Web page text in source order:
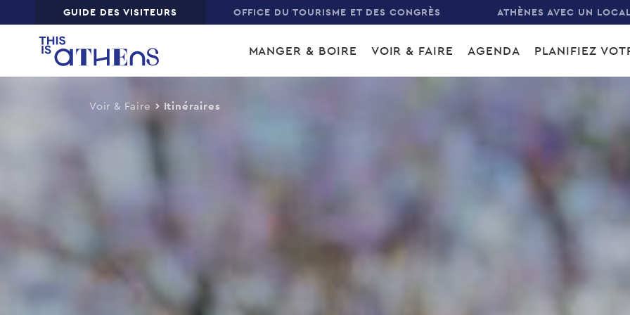
content
Top GUIDE DES VISITEURS OFFICE DU TOURISME ET DES CONGRÈS ATHÈNES AVEC UN LOCAL
Main
MANGER & BOIRE VOIR & FAIRE AGENDA PLANIFIEZ
Voir & Faire Itinéraires